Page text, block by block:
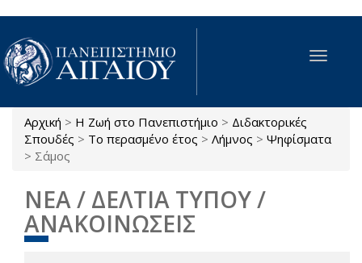
Παράκαμψη προς το κυρίως περιεχόμενο
Toggle
Είστε εδώ
Αρχική > Η Ζωή στο Πανεπιστήμιο > Διδακτορικές
Σπουδές > Το περασμένο έτος > Λήμνος > Ψηφίσματα
> Σάμος
ΝΕΑ / ΔΕΛΤΙΑ ΤΥΠΟΥ /
ΑΝΑΚΟΙΝΩΣΕΙΣ